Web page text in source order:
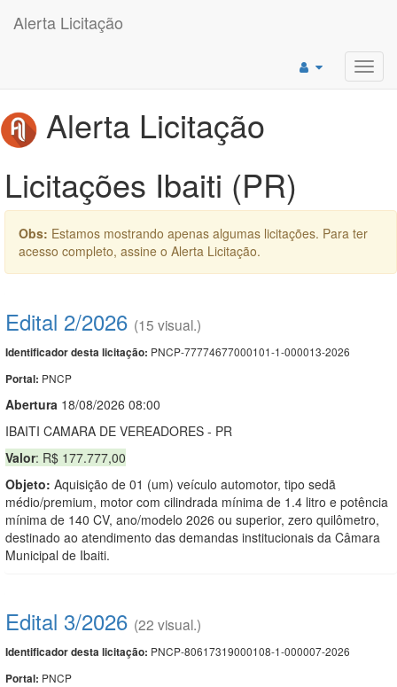
Alerta Licitação
Alerta Licitação
Licitações Ibaiti (PR)
Obs: Estamos mostrando apenas algumas licitações. Para ter
acesso completo, assine o Alerta Licitação.
Edital 2/2026 (15 visual.)
Identificador desta licitação: PNCP-77774677000101-1-000013-2026
Portal: PNCP
Abertura 18/08/2026 08:00
IBAITI CAMARA DE VEREADORES - PR
Valor: R$ 177.777,00
Objeto: Aquisição de 01 (um) veículo automotor, tipo sedã
médio/premium, motor com cilindrada mínima de 1.4 litro e potência
mínima de 140 CV, ano/modelo 2026 ou superior, zero quilômetro,
destinado ao atendimento das demandas institucionais da Câmara
Municipal de Ibaiti.
Edital 3/2026 (22 visual.)
Identificador desta licitação: PNCP-80617319000108-1-000007-2026
Portal: PNCP